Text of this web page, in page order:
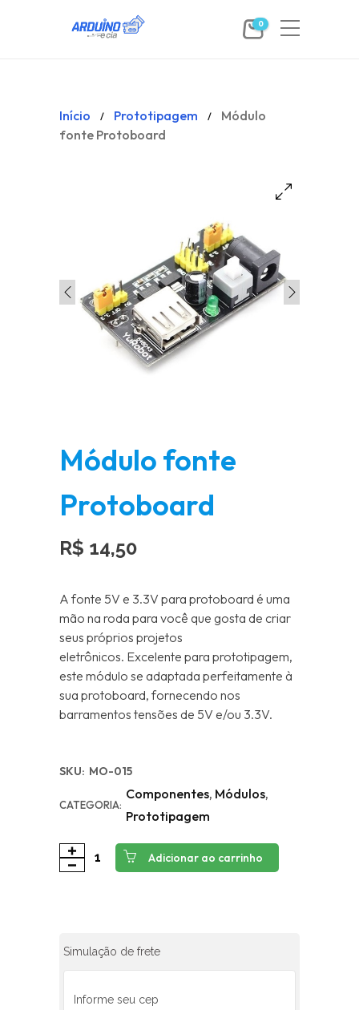
0
Início / Prototipagem /
Módulo
fonte Protoboard
Módulo fonte
Protoboard
R$ 14,50
A fonte 5V e 3.3V para protoboard é uma
mão na roda para você que gosta de criar
seus próprios projetos
eletrônicos. Excelente para prototipagem,
este módulo se adaptada perfeitamente à
sua protoboard, fornecendo nos
barramentos tensões de 5V e/ou 3.3V.
SKU: MO-015
CATEGORIA:
Componentes, Módulos,
Prototipagem
Adicionar ao carrinho
Simulação de frete